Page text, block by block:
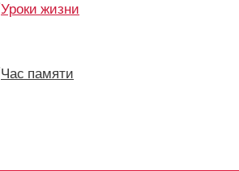
Уроки жизни
Час памяти